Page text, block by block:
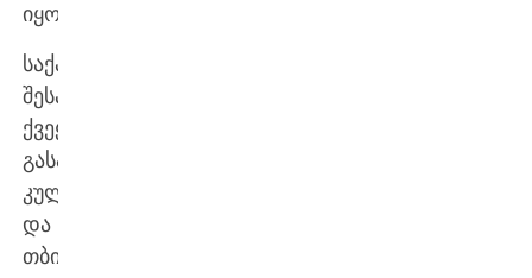
იყო…
საქართველო
შესანიშნავი
ქვეყანაა
გასაოცარი
კულტურითა
და
თბილი,